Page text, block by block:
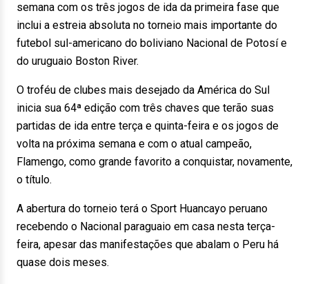
semana com os três jogos de ida da primeira fase que
inclui a estreia absoluta no torneio mais importante do
futebol sul-americano do boliviano Nacional de Potosí e
do uruguaio Boston River.
O troféu de clubes mais desejado da América do Sul
inicia sua 64ª edição com três chaves que terão suas
partidas de ida entre terça e quinta-feira e os jogos de
volta na próxima semana e com o atual campeão,
Flamengo, como grande favorito a conquistar, novamente,
o título.
A abertura do torneio terá o Sport Huancayo peruano
recebendo o Nacional paraguaio em casa nesta terça-
feira, apesar das manifestações que abalam o Peru há
quase dois meses.